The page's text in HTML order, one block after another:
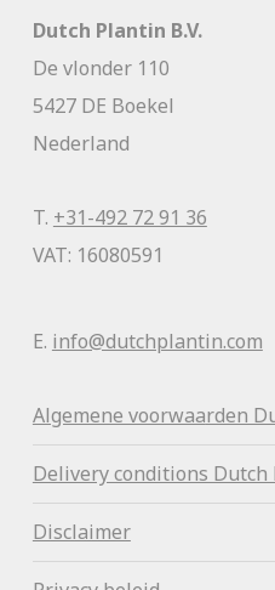
Dutch Plantin B.V.
De vlonder 110
5427 DE Boekel
Nederland
T. +31-492 72 91 36
VAT: 16080591
E. info@dutchplantin.com
Algemene voorwaarden
Delivery conditions
Disclaimer